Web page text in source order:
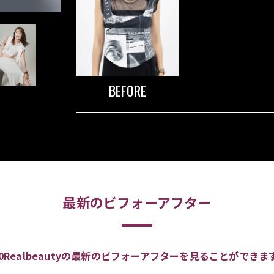
BEFORE
最新のビフォーアフター
の最新のビフォーアフターを見ることができま